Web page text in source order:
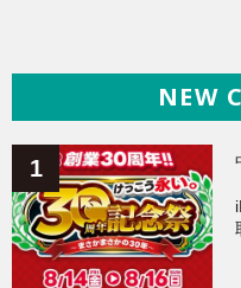
Galaxy（132）
AppleWatchアクセサリー
Xiaomi（118）
NEW